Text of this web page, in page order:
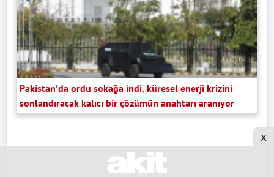
Pakistan’da ordu sokağa indi, küresel enerji krizini
sonlandıracak kalıcı bir çözümün anahtarı aranıyor
x